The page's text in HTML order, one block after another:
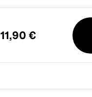
11,90 €